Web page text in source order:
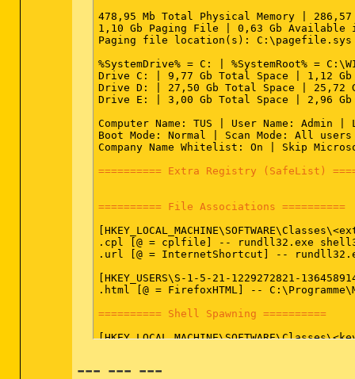
478,95 Mb Total Physical Memory |
1,10 Gb Paging File | 0,63 Gb
Paging file location(s): C:\pagefile.sys
%SystemDrive% = C: | %SystemRoot% =
Drive C: | 9,77 Gb Total Space | 1,12 Gb
Drive D: | 27,50 Gb Total Space | 25,72
Drive E: | 3,00 Gb Total Space | 2,96 Gb
Computer Name: TUS | User Name:
Boot Mode: Normal | Scan Mode: All
Company Name Whitelist: On | Skip
========== Extra Registry (SafeList)
========== File Associations ==========
.cpl [@ = cplfile] -- rundll32.exe
.url [@ = InternetShortcut] --
[HKEY_USERS\S-1-5-21-1229272821-
.html [@ = FirefoxHTML] --
========== Shell Spawning ==========
comfile [open] -- "%1" %*
--- --- ---